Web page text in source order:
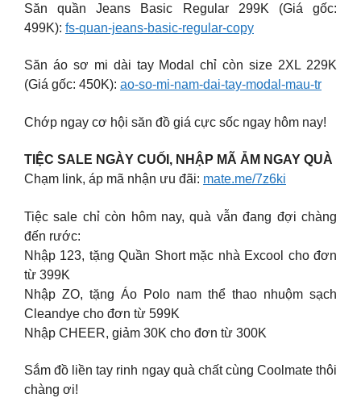
Săn quần Jeans Basic Regular 299K (Giá gốc:
499K): fs-quan-jeans-basic-regular-copy
Săn áo sơ mi dài tay Modal chỉ còn size 2XL 229K
(Giá gốc: 450K): ao-so-mi-nam-dai-tay-modal-mau-tr
Chớp ngay cơ hội săn đồ giá cực sốc ngay hôm nay!
TIỆC SALE NGÀY CUỐI, NHẬP MÃ ẴM NGAY QUÀ
Chạm link, áp mã nhận ưu đãi: mate.me/7z6ki
Tiệc sale chỉ còn hôm nay, quà vẫn đang đợi chàng
đến rước:
Nhập 123, tặng Quần Short mặc nhà Excool cho đơn
từ 399K
Nhập ZO, tặng Áo Polo nam thể thao nhuộm sạch
Cleandye cho đơn từ 599K
Nhập CHEER, giảm 30K cho đơn từ 300K
Sắm đồ liền tay rinh ngay quà chất cùng Coolmate thôi
chàng ơi!